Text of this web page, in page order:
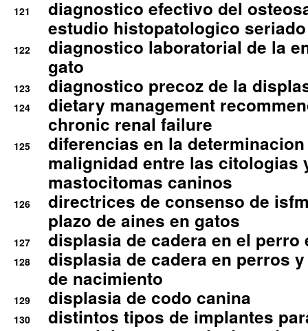
121
diagnostico efectivo del
estudio histopatologico seriado
122
diagnostico laboratorial de la
gato
123 diagnostico precoz de la
124
dietary management
chronic renal failure
125
diferencias en la
malignidad entre las citologias
mastocitomas caninos
126
directrices de consenso de
plazo de aines en gatos
127 displasia de cadera en el perro
128
displasia de cadera en perros
de nacimiento
129 displasia de codo canina
130
distintos tipos de implantes